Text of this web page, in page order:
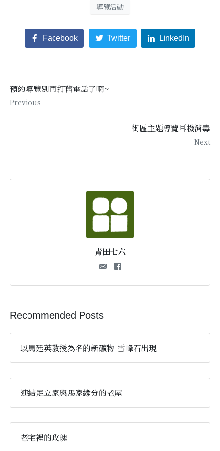
導覽活動
Facebook Twitter LinkedIn
預約導覽別再打舊電話了啊~
Previous
街區主題導覽耳機消毒
Next
青田七六
Recommended Posts
以馬廷英教授為名的新礦物-雪峰石出現
連結足立家與馬家緣分的老屋
老宅裡的玫瑰